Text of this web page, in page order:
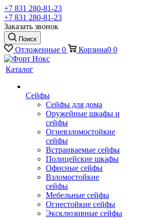
+7 831 280-81-23
+7 831 280-81-23
Заказать звонок
Поиск
Отложенные 0 Корзина0 0
Каталог
Сейфы
Сейфы для дома
Оружейные шкафы и
сейфы
Огневзломостойкие
сейфы
Встраиваемые сейфы
Полицейские шкафы
Офисные сейфы
Взломостойкие
сейфы
Мебельные сейфы
Огнестойкие сейфы
Эксклюзивные сейфы